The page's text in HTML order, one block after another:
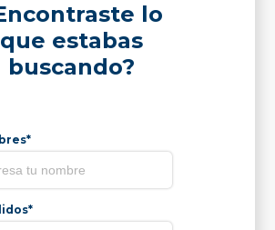
lo
que estabas
buscando?